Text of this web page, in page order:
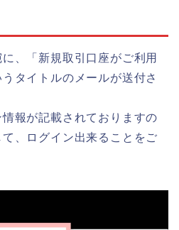
、
「新規取引口座がご利用
うタイトルのメールが送付さ
報が記載されておりますの
、ログイン出来ることをご